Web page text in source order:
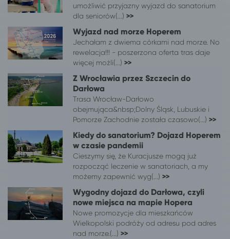
umożliwić przyjazny wyjazd do sanatorium
dla seniorów(...) >>
Wyjazd nad morze Hoperem
Jechałam z dwiema córkami nad morze. No
rewelacja!!! - poszerzona oferta tras daje
więcej możli(...) >>
Z Wrocławia przez Szczecin do
Darłowa
Trasa Wrocław-Darłowo
obejmująca&nbsp;Dolny Śląsk, Lubuskie i
Pomorze Zachodnie została czasowo(...) >>
Kiedy do sanatorium? Dojazd Hoperem
w czasie pandemii
Cieszymy się, że Kuracjusze mogą już
rozpocząć leczenie w sanatoriach, a my
możemy zapewnić wyg(...) >>
Wygodny dojazd do Darłowa, czyli
nowe miejsca na mapie Hopera
Nowe promozycje dla mieszkańców
Wielkopolski podróży od adresu pod adres
nad morze.(...) >>